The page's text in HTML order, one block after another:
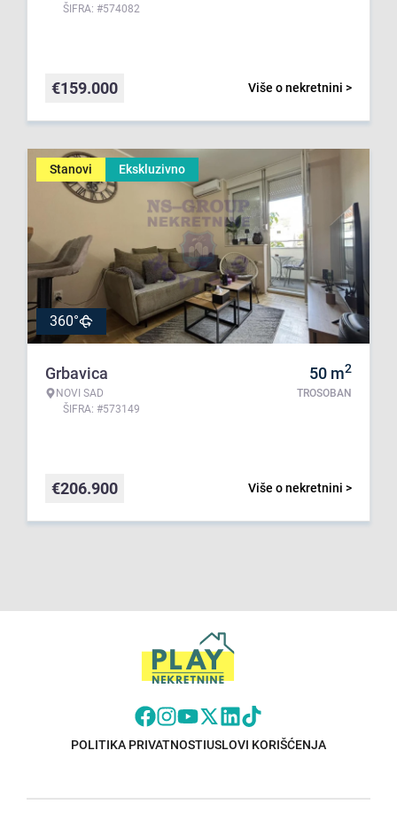
ŠIFRA: #574082
Više o nekretnini >
€159.000
Stanovi Ekskluzivno
360°
Grbavica
NOVI SAD
ŠIFRA: #573149
50 m2
TROSOBAN
Više o nekretnini >
€206.900
POLITIKA PRIVATNOSTIUSLOVI KORIŠĆENJA